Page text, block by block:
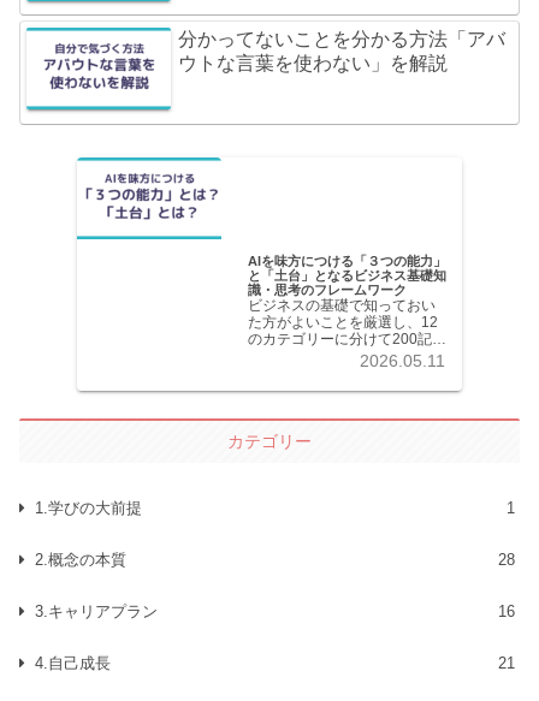
分かってないことを分かる方法「アバ
ウトな言葉を使わない」を解説
AIを味方につける「３つの能力」
と「土台」となるビジネス基礎知
識・思考のフレームワーク
ビジネスの基礎で知っておい
た方がよいことを厳選し、12
のカテゴリーに分けて200記事
以上を掲載しています。各記
事共分かりやすく解説してい
ます。
2026.05.11
カテゴリー
1.学びの大前提 1
2.概念の本質 28
3.キャリアプラン 16
4.自己成長 21